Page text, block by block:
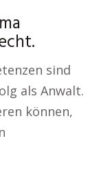
sind
als Anwalt.
können,